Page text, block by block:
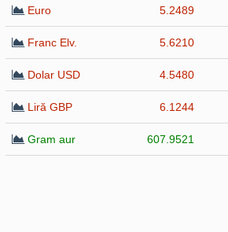
Euro 5.2489
Franc Elv. 5.6210
Dolar USD 4.5480
Liră GBP 6.1244
Gram aur 607.9521